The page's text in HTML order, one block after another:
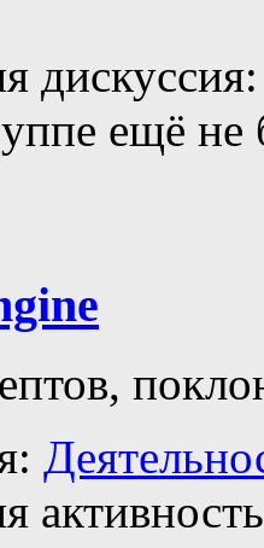
дискуссия:
ещё не